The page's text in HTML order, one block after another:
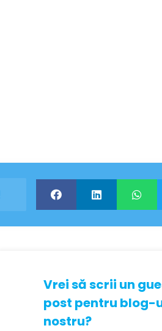
Vrei să scrii un
post pentru blog-
nostru?